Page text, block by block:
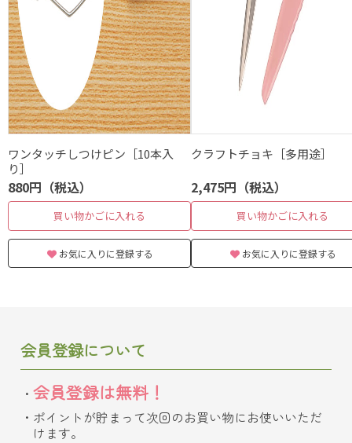
ワンタッチしつけピン［10本入
り］
880円（税込）
買い物かごに入れる
お気に入りに登録する
クラフトチョキ［多用途］
2,475円（税込）
買い物かごに入れる
お気に入りに登録する
会員登録について
会員登録は無料！
ポイントが貯まって次回のお買い物にお使いいただ
けます。